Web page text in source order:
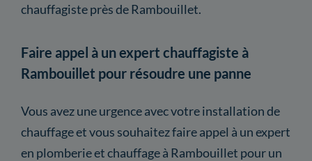
chauffagiste près de Rambouillet.
Faire appel à un expert chauffagiste à
Rambouillet pour résoudre une panne
Vous avez une urgence avec votre installation de
chauffage et vous souhaitez faire appel à un expert
en plomberie et chauffage à Rambouillet pour un